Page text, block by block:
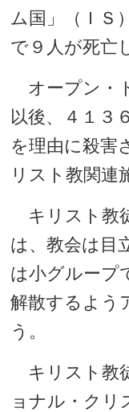
ム国」（ＩＳ
で９人が死亡
オープン・
以後、４１３
を理由に殺害
リスト教関連
キリスト教
は、教会は目
は小グループ
解散するよう
う。
キリスト教
ョナル・クリ